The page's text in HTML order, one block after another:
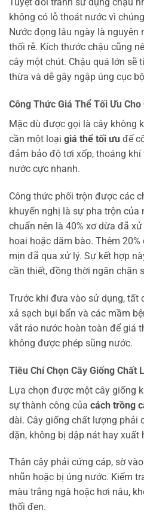
Tuyệt đối tránh sử dụng chậu
không có lỗ thoát nước vì
Nước đọng lâu ngày là nguyên
thối rễ. Kích thước chậu cũng
cây một chút. Chậu quá lớn sẽ
thừa và dễ gây ngập úng cục
Công Thức Giá Thể Tối Ưu Cho
Mặc dù được gọi là cây không
cần một loại giá thể tối ưu để
đảm bảo độ tơi xốp, thoáng
nước cực nhanh.
Công thức phối trộn được các
khuyến nghị là sự pha trộn của
chuẩn nên là 40% xơ dừa đã
hoai hoặc dăm bào. Thêm
mịn đã qua xử lý. Sự kết hợp
cần thiết, đồng thời ngăn chặn
Trước khi đưa vào sử dụng, tất
xả sạch bụi bẩn và các mầm
vắt ráo nước hoàn toàn để giá
không được phép sũng nước.
Tiêu Chí Chọn Cây Giống Chất
Lựa chọn được một cây giống
sự thành công của cách trồng
dài. Cây giống chất lượng phải
dặn, không bị dập nát hay xuất
Thân cây phải cứng cáp, sờ
nhũn hoặc bị úng nước. Kiểm
màu trắng ngà hoặc hơi nâu,
thối đen.